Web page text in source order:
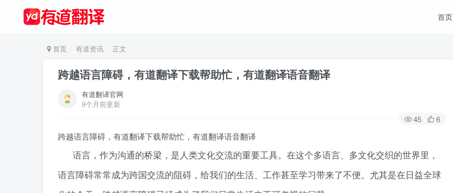
首页
首页 有道资讯 正文
跨越语言障碍，有道翻译下载帮助忙，有道翻译语音翻译
有道翻译官网
9个月前更新
45 6
跨越语言障碍，有道翻译下载帮助忙，有道翻译语音翻译
语言，作为沟通的桥梁，是人类文化交流的重要工具。在这个多语言、多文化交织的世界里，
语言障碍常常成为跨国交流的阻碍，给我们的生活、工作甚至学习带来了不便。尤其是在日益全球